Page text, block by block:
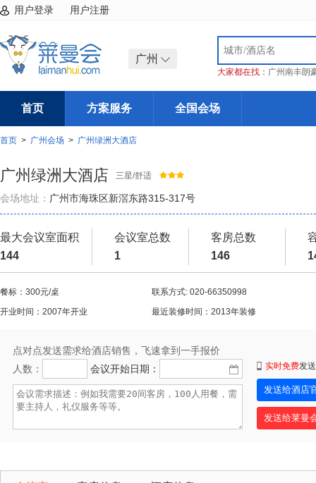
用户登录 用户注册
广州
大家都在找： 广州南丰朗
首页 方案服务 全国会场
首页 > 广州会场 > 广州绿洲大酒店
广州绿洲大酒店 三星/舒适
会场地址： 广州市海珠区新滘东路315-317号
最大会议室面积
144
会议室总数
1
客房总数
146
餐标：300元/桌
联系方式: 020-66350998
开业时间：2007年开业
最近装修时间：2013年装修
点对点发送需求给酒店销售，飞速拿到一手报价
人数：
会议开始日期： 实时免费发